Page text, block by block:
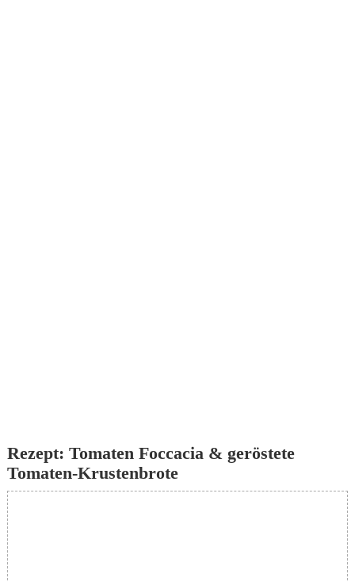
Rezept: Tomaten Foccacia & geröstete
Tomaten-Krustenbrote